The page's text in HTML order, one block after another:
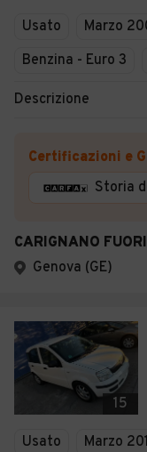
Usato Marzo
Benzina - Euro 3
Descrizione
Certificazioni e
Storia
CARIGNANO
Genova (GE)
15
Usato Marzo